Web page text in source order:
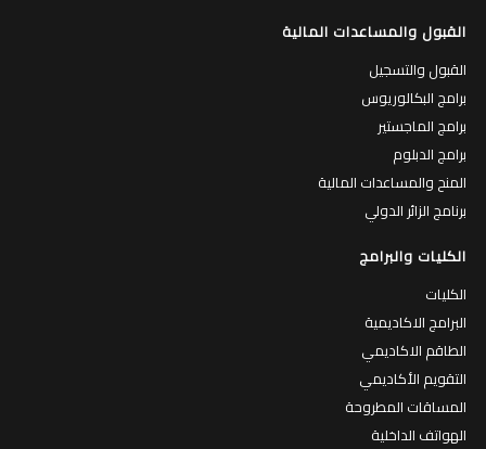
القبول والمساعدات المالية
القبول والتسجيل
برامج البكالوريوس
برامج الماجستير
برامج الدبلوم
المنح والمساعدات المالية
برنامج الزائر الدولي
الكليات والبرامج
الكليات
البرامج الاكاديمية
الطاقم الاكاديمي
التقويم الأكاديمي
المساقات المطروحة
الهواتف الداخلية